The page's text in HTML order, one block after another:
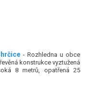
- Rozhledna u obce
konstrukce vyztužená
8 metrů, opatřená 25